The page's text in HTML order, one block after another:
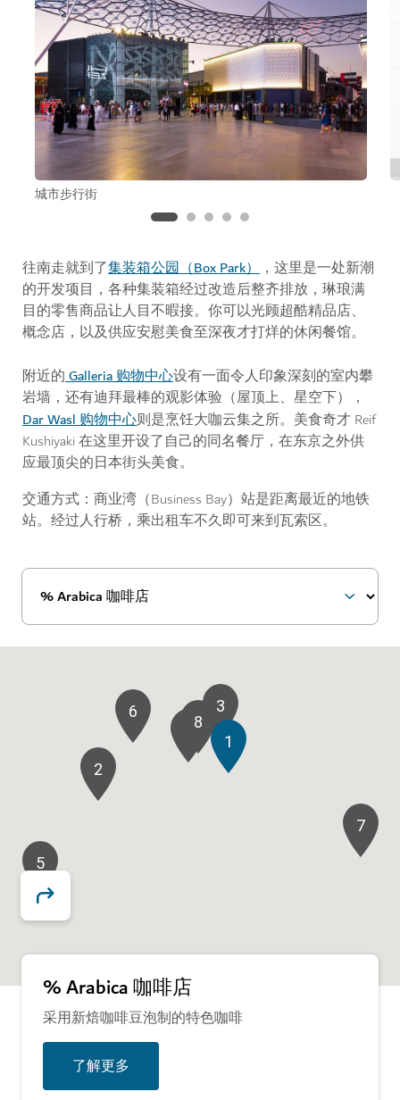
城市步行街
往南走就到了集装箱公园（Box Park） ，这里是一处新潮
的开发项目，各种集装箱经过改造后整齐排放，琳琅满
目的零售商品让人目不暇接。你可以光顾超酷精品店、
概念店，以及供应安慰美食至深夜才打烊的休闲餐馆。
附近的Galleria 购物中心设有一面令人印象深刻的室内攀
岩墙，还有迪拜最棒的观影体验（屋顶上、星空下），
Dar Wasl 购物中心则是烹饪大咖云集之所。美食奇才 Reif
Kushiyaki 在这里开设了自己的同名餐厅，在东京之外供
应最顶尖的日本街头美食。
交通方式： 商业湾（Business Bay）站是距离最近的地铁
站。经过人行桥，乘出租车不久即可来到瓦索区。
1
2
3
5
6
7
8
% Arabica 咖啡店
采用新焙咖啡豆泡制的特色咖啡
了解更多